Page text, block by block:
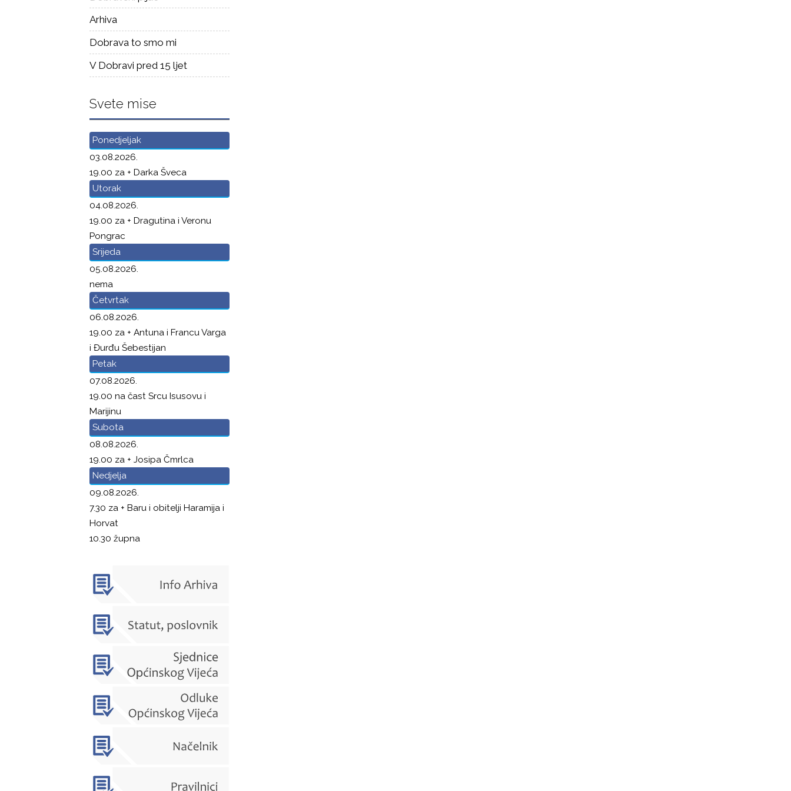
Arhiva
Dobrava to smo mi
V Dobravi pred 15 ljet
Svete mise
Ponedjeljak
03.08.2026.
19.00 za + Darka Šveca
Utorak
04.08.2026.
19.00 za + Dragutina i Veronu
Pongrac
Srijeda
05.08.2026.
nema
Četvrtak
06.08.2026.
19.00 za + Antuna i Francu Varga
i Đurđu Šebestijan
Petak
07.08.2026.
19.00 na čast Srcu Isusovu i
Marijinu
Subota
08.08.2026.
19.00 za + Josipa Čmrlca
Nedjelja
09.08.2026.
7.30 za + Baru i obitelji Haramija i
Horvat
10.30 župna